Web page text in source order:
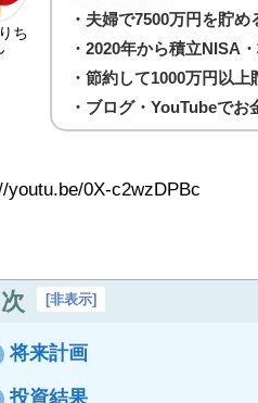
ち
・夫婦で7500万円を貯め
・2020年から積立NISA
・節約して1000万円以上
・ブログ・YouTubeで
youtu.be/0X-c2wzDPBc
[非表示]
将来計画
投資結果